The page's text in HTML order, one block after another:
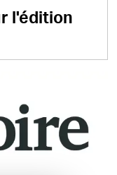
l'édition